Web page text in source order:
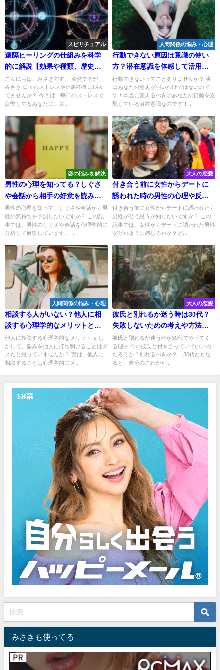
スピリチュアル
遠隔ヒーリングの仕組みを科学
的に解説【効果や種類、歴史か
ら受け方を学ぼう】
こんにちは、みさきです。 突然ですが、
みさき 日々のストレスや体調不良に悩ん
でませんか？ 今回は、毎日のストレスで
疲弊してるあなたに、遠...
人間関係の悩み・心理
行動できない原因は意識の使い
方？潜在意識を体感して活用す
る方法！
行動できないってことありませんか？ 実
はあなたの意志が弱いわけではないので
す！本当に変えるべきはあなたの行動を支
配している潜在意識なのです！...
恋の悩みを解決
男性の心理を知ってる？しぐさ
や会話から相手の好意を読み取
る恋愛術
男性の心理を知って、しぐさや会話から男
性の気持ちを予測したいですか？ この記
事では、男性のしぐさや会話を心理学的に
分析して解説しています。 ...
大人の恋愛
付き合う前に女性からデートに
誘われた時の男性の心理や反応
は？
付き合う前に女性からデートに誘われたら
男性がどう思うか知りたいですか？ この
記事では、女性からデートに誘われた男性
がどのように感じるのか？ど...
人間関係の悩み・心理
相談する人がいない？他人に相
談する心理学的なメリットと対
策！
他人に相談する心理学的なメリット もし
かして、悩みを他人に打ち明けることはダ
メだと思っていませんか？ 実は、他人に
相談することは心理学的にメ...
大人の恋愛
彼氏と別れるか迷う時は30代？
失敗しないための考えや方法と
は？
彼氏と別れるか迷う時が30代でやってく
る理由 今の彼氏と付き合っていていいの
だろうか？別れるべきか？... 30代ともな
ると、自分のこれから...
みさきも使ってる